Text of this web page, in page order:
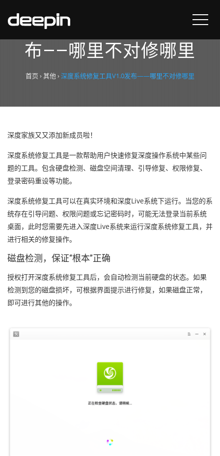
深度系统修复工具V1.0发
布——哪里不对修哪里
首页 ›其他›深度系统修复工具V1.0发布——哪里不对修哪里
深度家族又又添加新成员啦！
深度系统修复工具是一款帮助用户快速修复深度操作系统中某些问
题的工具。包含硬盘检测、磁盘空间清理、引导修复、权限修复、
登录密码重设等功能。
深度系统修复工具可以在真实环境和深度Live系统下运行。当您的系
统存在引导问题、权限问题或忘记密码时，可能无法登录当前系统
桌面，此时您需要先进入深度Live系统来运行深度系统修复工具，并
进行相关的修复操作。
磁盘检测，保证“根本”正确
授权打开深度系统修复工具后，会自动检测当前硬盘的状态。如果
检测到您的磁盘损坏，可根据界面提示进行修复，如果磁盘正常，
即可进行其他的操作。